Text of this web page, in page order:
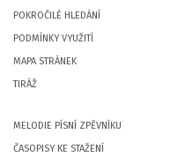
POKROČILÉ HLEDÁNÍ
PODMÍNKY VYUŽITÍ
MAPA STRÁNEK
TIRÁŽ
MELODIE PÍSNÍ ZPĚVNÍKU
ČASOPISY KE STAŽENÍ